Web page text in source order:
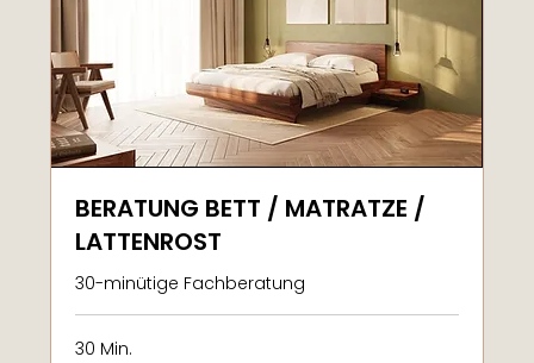
BERATUNG BETT / MATRATZE /
LATTENROST
30-minütige Fachberatung
30 Min.